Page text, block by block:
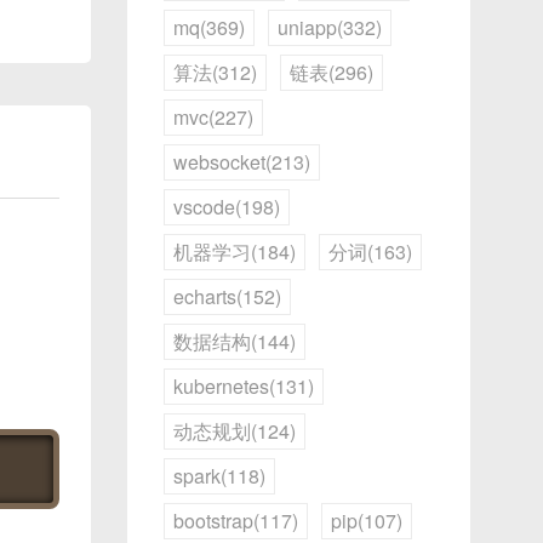
；
-
mq(369)
uniapp(332)
算法(312)
链表(296)
mvc(227)
websocket(213)
vscode(198)
机器学习(184)
分词(163)
echarts(152)
数据结构(144)
kubernetes(131)
动态规划(124)
spark(118)
bootstrap(117)
pip(107)